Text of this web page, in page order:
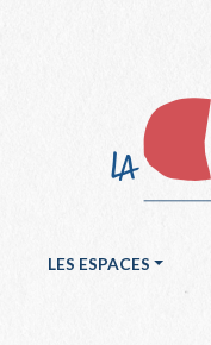
LES ESPACES